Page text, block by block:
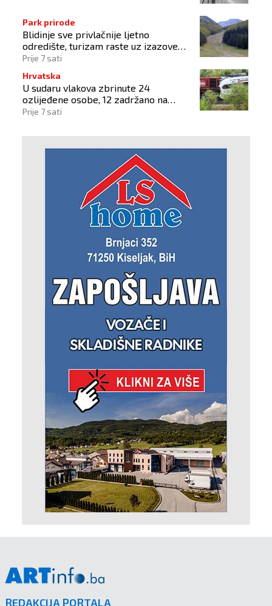
Park prirode
Blidinje sve privlačnije ljetno
odredište, turizam raste uz izazove
očuvanja prirode
Prije 7 sati
Hrvatska
U sudaru vlakova zbrinute 24
ozlijeđene osobe, 12 zadržano na
liječenju
Prije 7 sati
REDAKCIJA PORTALA